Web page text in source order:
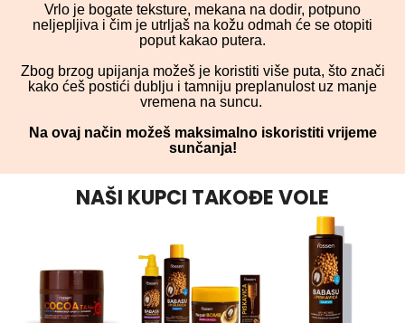
Vrlo je bogate teksture, mekana na dodir, potpuno
neljepljiva i čim je utrljaš na kožu odmah će se otopiti
poput kakao putera.
Zbog brzog upijanja možeš je koristiti više puta, što znači
kako ćeš postići dublju i tamniju preplanulost uz manje
vremena na suncu.
Na ovaj način možeš maksimalno iskoristiti vrijeme
sunčanja!
NAŠI KUPCI TAKOĐE VOLE